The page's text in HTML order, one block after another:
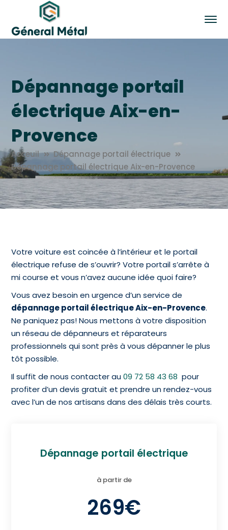
Dépannage portail
électrique Aix-en-
Provence
Acceuil
Dépannage portail électrique
Dépannage portail électrique Aix-en-Provence
Votre voiture est coincée à l’intérieur et le portail
électrique refuse de s’ouvrir? Votre portail s’arrête à
mi course et vous n’avez aucune idée quoi faire?
Vous avez besoin en urgence d’un service de
dépannage portail électrique Aix-en-Provence.
Ne paniquez pas! Nous mettons à votre disposition
un réseau de dépanneurs et réparateurs
professionnels qui sont près à vous dépanner le plus
tôt possible.
Il suffit de nous contacter au09 72 58 43 68 pour
profiter d’un devis gratuit et prendre un rendez-vous
avec l’un de nos artisans dans des délais très courts.
Dépannage portail électrique
à partir de
269€